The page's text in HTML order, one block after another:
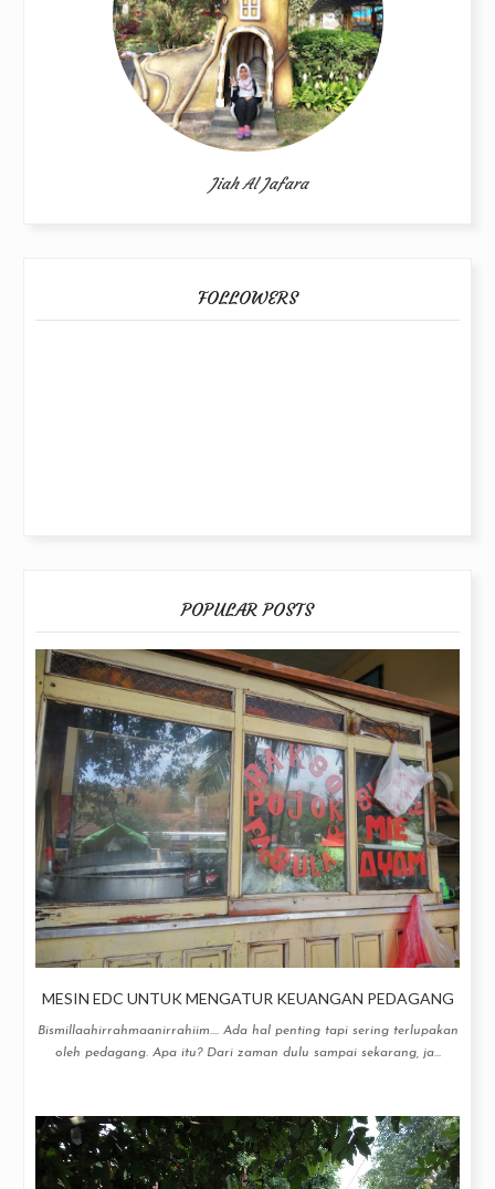
Jiah Al Jafara
FOLLOWERS
POPULAR POSTS
MESIN EDC UNTUK MENGATUR KEUANGAN PEDAGANG
Bismillaahirrahmaanirrahiim.... Ada hal penting tapi sering terlupakan
oleh pedagang. Apa itu? Dari zaman dulu sampai sekarang, ja...